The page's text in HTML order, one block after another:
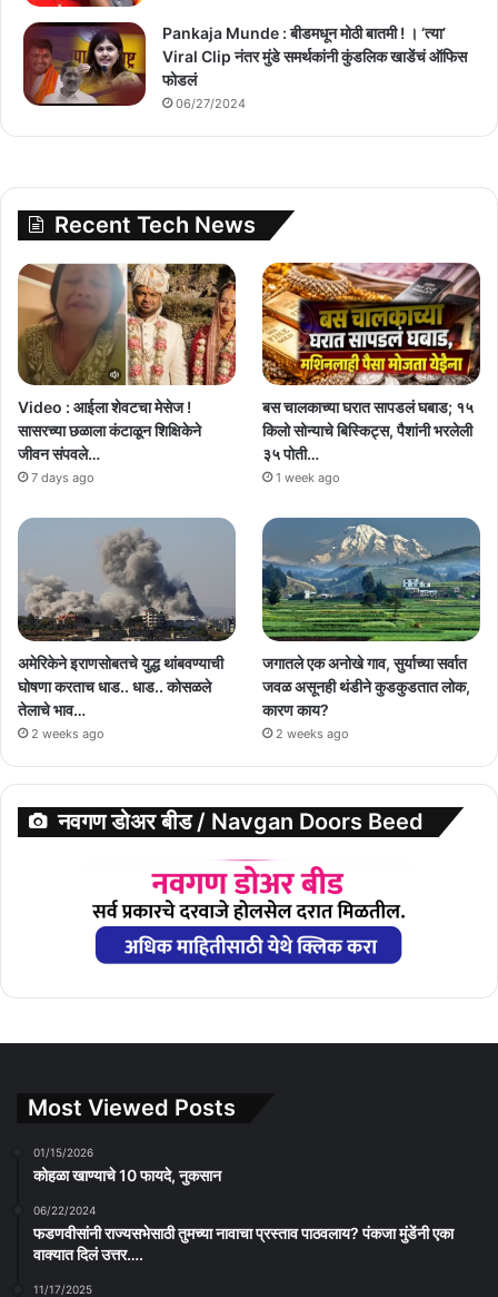
Pankaja Munde : बीडमधून मोठी बातमी ! । ‘त्या’
Viral Clip नंतर मुंडे समर्थकांनी कुंडलिक खाडेंचं ऑफिस
फोडलं
06/27/2024
Recent Tech News
Video : आईला शेवटचा मेसेज !
सासरच्या छळाला कंटाळून शिक्षिकेने
जीवन संपवले…
7 days ago
बस चालकाच्या घरात सापडलं घबाड; १५
किलो सोन्याचे बिस्किट्स, पैशांनी भरलेली
३५ पोती…
1 week ago
अमेरिकेने इराणसोबतचे युद्ध थांबवण्याची
घोषणा करताच धाड.. धाड.. कोसळले
तेलाचे भाव…
2 weeks ago
जगातले एक अनोखे गाव, सुर्याच्या सर्वात
जवळ असूनही थंडीने कुडकुडतात लोक,
कारण काय?
2 weeks ago
नवगण डोअर बीड / Navgan Doors Beed
Most Viewed Posts
01/15/2026
कोहळा खाण्याचे 10 फायदे, नुकसान
06/22/2024
फडणवीसांनी राज्यसभेसाठी तुमच्या नावाचा प्रस्ताव पाठवलाय? पंकजा मुंडेंनी एका
वाक्यात दिलं उत्तर….
11/17/2025